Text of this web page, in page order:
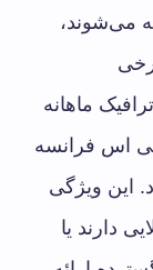
می‌شوند،
ماهانه
پی اس فرانسه
این ویژگی
دارند یا